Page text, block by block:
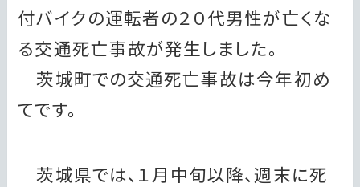
付バイクの運転者の２０代男性が亡くな
る交通死亡事故が発生しました。
茨城町での交通死亡事故は今年初め
てです。
茨城県では、１月中旬以降、週末に死